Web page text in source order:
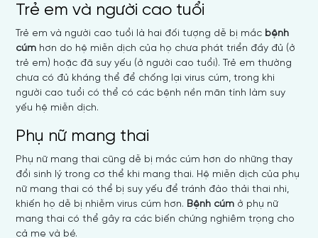
Trẻ em và người cao tuổi
Trẻ em và người cao tuổi là hai đối tượng dễ bị mắc bệnh
cúm hơn do hệ miễn dịch của họ chưa phát triển đầy đủ (ở
trẻ em) hoặc đã suy yếu (ở người cao tuổi). Trẻ em thường
chưa có đủ kháng thể để chống lại virus cúm, trong khi
người cao tuổi có thể có các bệnh nền mãn tính làm suy
yếu hệ miễn dịch.
Phụ nữ mang thai
Phụ nữ mang thai cũng dễ bị mắc cúm hơn do những thay
đổi sinh lý trong cơ thể khi mang thai. Hệ miễn dịch của phụ
nữ mang thai có thể bị suy yếu để tránh đào thải thai nhi,
khiến họ dễ bị nhiễm virus cúm hơn. Bệnh cúm ở phụ nữ
mang thai có thể gây ra các biến chứng nghiêm trọng cho
cả mẹ và bé.